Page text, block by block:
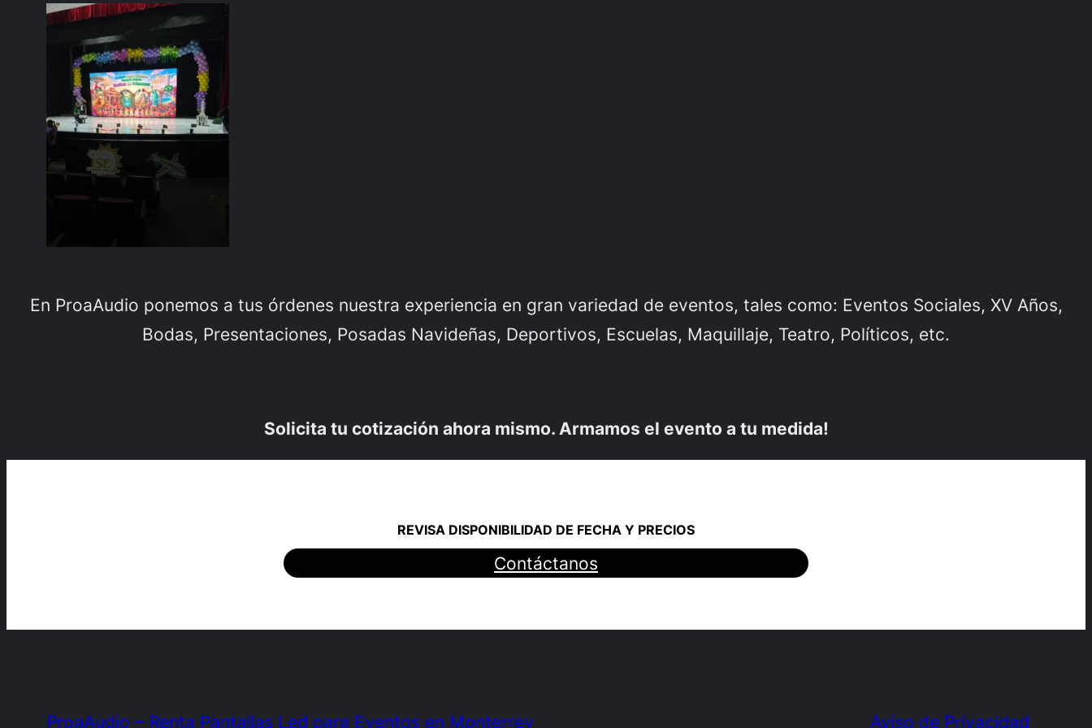
En ProaAudio ponemos a tus órdenes nuestra experiencia en gran variedad de eventos, tales como: Eventos Sociales, XV Años,
Bodas, Presentaciones, Posadas Navideñas, Deportivos, Escuelas, Maquillaje, Teatro, Políticos, etc.
Solicita tu cotización ahora mismo. Armamos el evento a tu medida!
REVISA DISPONIBILIDAD DE FECHA Y PRECIOS
Contáctanos
ProaAudio – Renta Pantallas Led para Eventos en Monterrey Aviso de Privacidad